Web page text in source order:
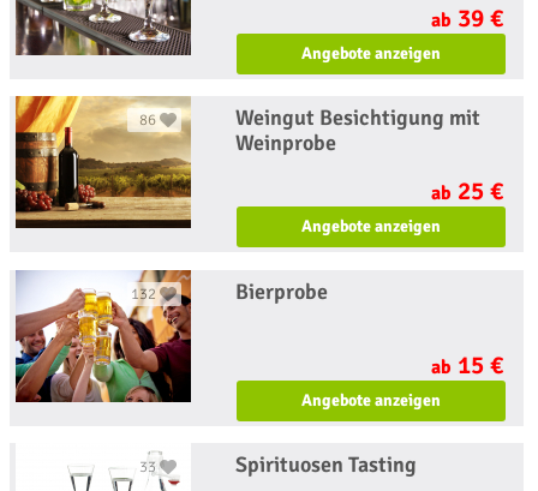
ab 39 €
Angebote anzeigen
86
Weingut Besichtigung mit
Weinprobe
ab 25 €
Angebote anzeigen
132 Bierprobe
ab 15 €
Angebote anzeigen
33 Spirituosen Tasting